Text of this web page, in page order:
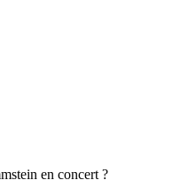
en concert ?